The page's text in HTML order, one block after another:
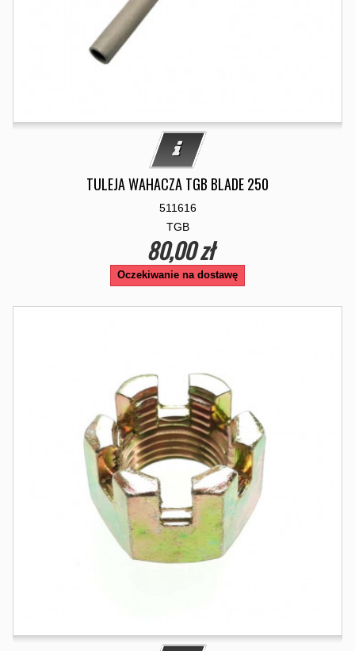
TULEJA WAHACZA TGB BLADE 250
511616
TGB
80,00 zł
Oczekiwanie na dostawę